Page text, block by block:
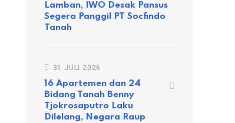
Enam Gamot Perlanaan Diberhentikan,
06 MEI 2020
Lamban, IWO Desak Pansus
Segera Panggil PT Socfindo
Tanah
31 JULI 2026
16 Apartemen dan 24
Bidang Tanah Benny
Tjokrosaputro Laku
Dilelang, Negara Raup